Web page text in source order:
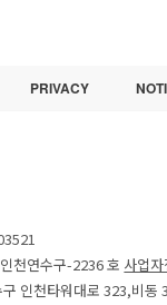
PRIVACY
천연수구-2236 호 사업
인천타워대로 323,비동